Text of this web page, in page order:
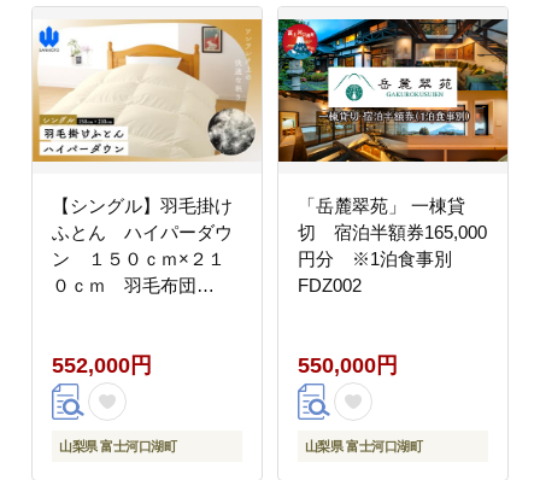
【シングル】羽毛掛け
ふとん ハイパーダウ
ン １５０ｃｍ×２１
０ｃｍ 羽毛布団
552,000円
山梨県 富士河口湖町
「岳麓翠苑」 一棟貸
切 宿泊半額券165,000
円分 ※1泊食事別
FDZ002
550,000円
山梨県 富士河口湖町